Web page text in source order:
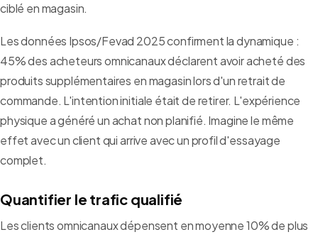
ciblé en magasin.
Les données Ipsos/Fevad 2025 confirment la dynamique :
45% des acheteurs omnicanaux déclarent avoir acheté des
produits supplémentaires en magasin lors d'un retrait de
commande. L'intention initiale était de retirer. L'expérience
physique a généré un achat non planifié. Imagine le même
effet avec un client qui arrive avec un profil d'essayage
complet.
Quantifier le trafic qualifié
Les clients omnicanaux dépensent en moyenne 10% de plus